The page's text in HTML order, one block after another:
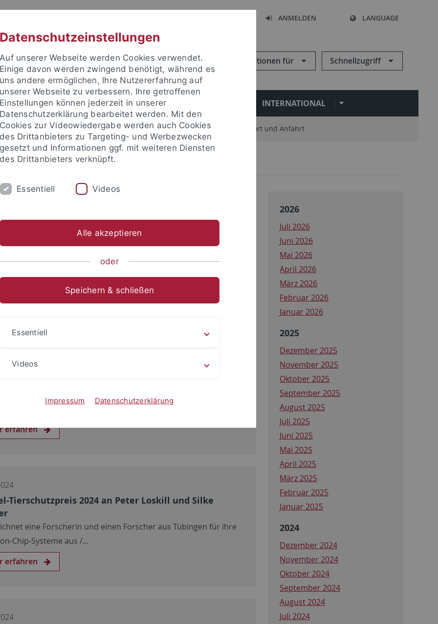
ANMELDEN LANGUAGE
Informationen für Schnellzugriff
STUDIUM FORSCHUNG EINRICHTUNGEN INTERNATIONAL
und Publikationen Campusleben Im Dialog Karriere Standort und Anfahrt
und Publikationen attempto online
attempto online
erfahren
Tierschutzpreis 2024 an Peter Loskill und Silke
eine Forscherin und einen Forscher aus Tübingen für ihre
Chip-Systeme aus /…
erfahren
2026
Juli 2026
Juni 2026
Mai 2026
April 2026
März 2026
Februar 2026
Januar 2026
2025
Dezember 2025
November 2025
Oktober 2025
September 2025
August 2025
Juli 2025
Juni 2025
Mai 2025
April 2025
März 2025
Februar 2025
Januar 2025
2024
Dezember 2024
November 2024
Oktober 2024
September 2024
August 2024
Juli 2024
Datenschutzeinstellungen
Auf unserer Webseite werden Cookies verwendet.
Einige davon werden zwingend benötigt, während es
uns andere ermöglichen, Ihre Nutzererfahrung auf
unserer Webseite zu verbessern. Ihre getroffenen
Einstellungen können jederzeit in unserer
Datenschutzerklärung bearbeitet werden. Mit den
Cookies zur Videowiedergabe werden auch Cookies
des Drittanbieters zu Targeting- und Werbezwecken
gesetzt und Informationen ggf. mit weiteren Diensten
des Drittanbieters verknüpft.
Essentiell Videos
Alle akzeptieren
oder
Speichern & schließen
Essentiell
Videos
Impressum Datenschutzerklärung